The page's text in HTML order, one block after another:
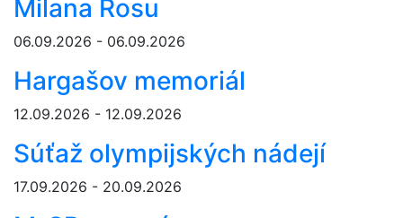
Milana Rosu
06.09.2026 - 06.09.2026
Hargašov memoriál
12.09.2026 - 12.09.2026
Súťaž olympijských nádejí
17.09.2026 - 20.09.2026